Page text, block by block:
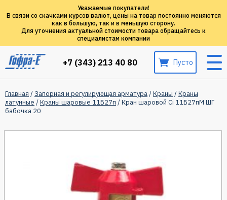
Уважаемые покупатели!
В связи со скачками курсов валют, цены на товар постоянно меняются
как в большую, так и в меньшую сторону.
Для уточнения актуальной стоимости товара обращайтесь к
специалистам компании
+7 (343) 213 40 80 Пусто
Главная /Запорная и регулирующая арматура/Краны /Краны
латунные /Краны шаровые 11Б27п / Кран шаровой Ci 11Б27пМ ШГ
бабочка 20